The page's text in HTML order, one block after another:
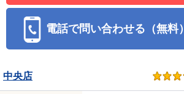
電話で問い合わせる（無料）
中央店